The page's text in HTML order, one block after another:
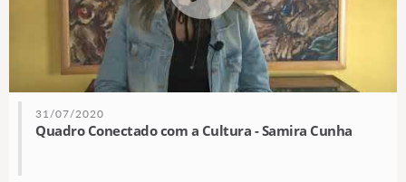
31/07/2020
Quadro Conectado com a Cultura - Samira Cunha